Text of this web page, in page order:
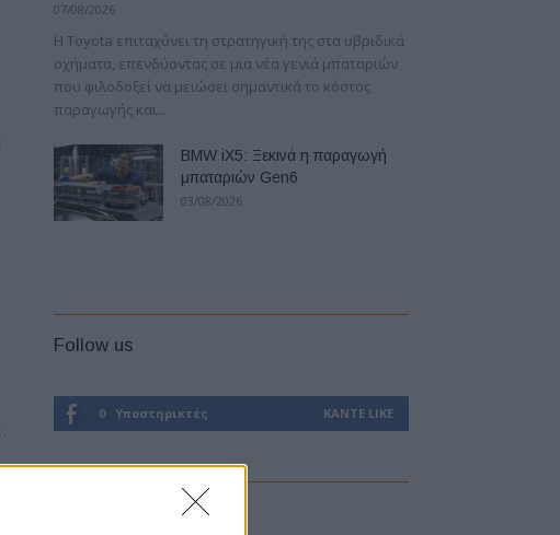
07/08/2026
Η Toyota επιταχύνει τη στρατηγική της στα υβριδικά
οχήματα, επενδύοντας σε μια νέα γενιά μπαταριών
που φιλοδοξεί να μειώσει σημαντικά το κόστος
παραγωγής και...
BMW iX5: Ξεκινά η παραγωγή
μπαταριών Gen6
03/08/2026
Follow us
0 Υποστηρικτές ΚΆΝΤΕ LIKE